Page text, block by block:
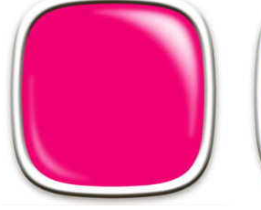
Add to
Wishlist